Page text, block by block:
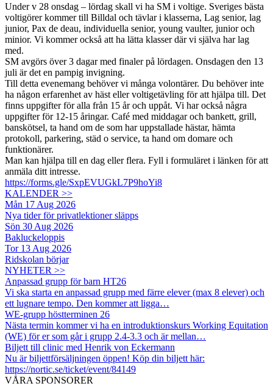
Under v 28 onsdag – lördag skall vi ha SM i voltige. Sveriges bästa
voltigörer kommer till Billdal och tävlar i klasserna, Lag senior, lag
junior, Pax de deau, individuella senior, young vaulter, junior och
minior. Vi kommer också att ha lätta klasser där vi själva har lag
med.
SM avgörs över 3 dagar med finaler på lördagen. Onsdagen den 13
juli är det en pampig invigning.
Till detta evenemang behöver vi många volontärer. Du behöver inte
ha någon erfarenhet av häst eller voltigetävling för att hjälpa till. Det
finns uppgifter för alla från 15 år och uppåt. Vi har också några
uppgifter för 12-15 åringar. Café med middagar och bankett, grill,
banskötsel, ta hand om de som har uppstallade hästar, hämta
protokoll, parkering, städ o service, ta hand om domare och
funktionärer.
Man kan hjälpa till en dag eller flera. Fyll i formuläret i länken för att
anmäla ditt intresse.
https://forms.gle/SxpEVUGkL7P9hoYi8
KALENDER >>
Mån 17 Aug 2026
Nya tider för privatlektioner släpps
Sön 30 Aug 2026
Bakluckeloppis
Tor 13 Aug 2026
Ridskolan börjar
NYHETER >>
Anpassad grupp för barn HT26
Vi ska starta en anpassad grupp med färre elever (max 8 elever) och
ett lugnare tempo. Den kommer att ligga…
WE-grupp höstterminen 26
Nästa termin kommer vi ha en introduktionskurs Working Equitation
(WE) för er som går i grupp 2.4-3.3 och är mellan…
Biljett till clinic med Henrik von Eckermann
Nu är biljettförsäljningen öppen! Köp din biljett här:
https://nortic.se/ticket/event/84149
VÅRA SPONSORER